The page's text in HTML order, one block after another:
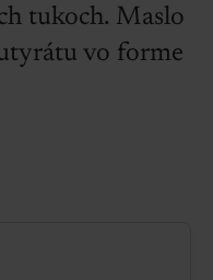
tukoch. Maslo
vo forme